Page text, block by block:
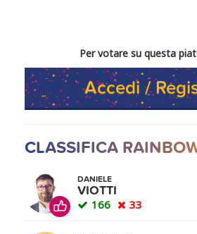
Per votare su questa
Accedi /
CLASSIFICA
DANIELE
VIOTTI
166 33